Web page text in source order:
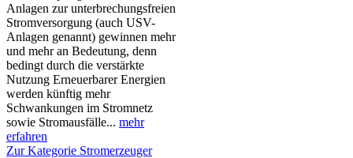
Anlagen zur unterbrechungsfreien
Stromversorgung (auch USV-
Anlagen genannt) gewinnen mehr
und mehr an Bedeutung, denn
bedingt durch die verstärkte
Nutzung Erneuerbarer Energien
werden künftig mehr
Schwankungen im Stromnetz
sowie Stromausfälle... mehr
erfahren
Zur Kategorie Stromerzeuger